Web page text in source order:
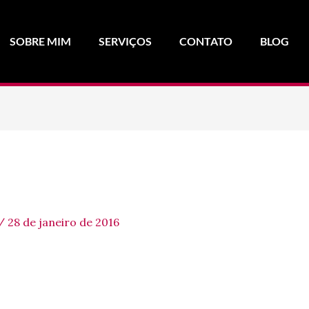
SOBRE MIM SERVIÇOS CONTATO BLOG
/ 28 de janeiro de 2016